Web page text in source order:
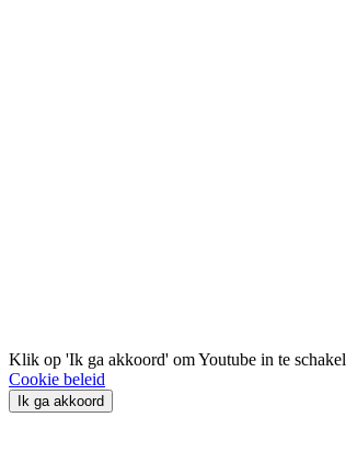
Klik op 'Ik ga akkoord' om Youtube in te
Cookie beleid
Ik ga akkoord